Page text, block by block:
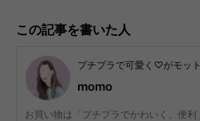
この記事を書いた人
プチプラで可愛く♡がモッ
momo
お買い物は「プチプラでかわいく、便